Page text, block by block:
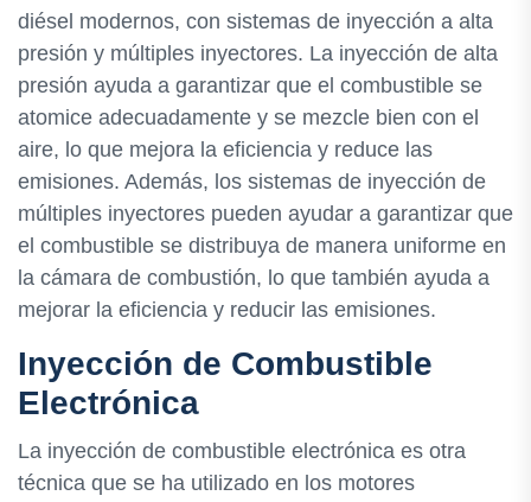
diésel modernos, con sistemas de inyección a alta
presión y múltiples inyectores. La inyección de alta
presión ayuda a garantizar que el combustible se
atomice adecuadamente y se mezcle bien con el
aire, lo que mejora la eficiencia y reduce las
emisiones. Además, los sistemas de inyección de
múltiples inyectores pueden ayudar a garantizar que
el combustible se distribuya de manera uniforme en
la cámara de combustión, lo que también ayuda a
mejorar la eficiencia y reducir las emisiones.
Inyección de Combustible
Electrónica
La inyección de combustible electrónica es otra
técnica que se ha utilizado en los motores